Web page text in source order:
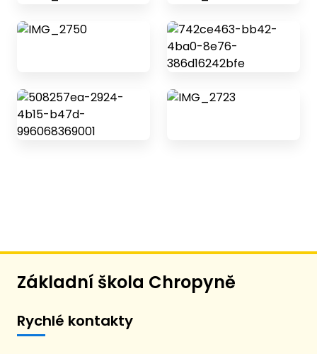
Základní škola Chropyně
Rychlé kontakty